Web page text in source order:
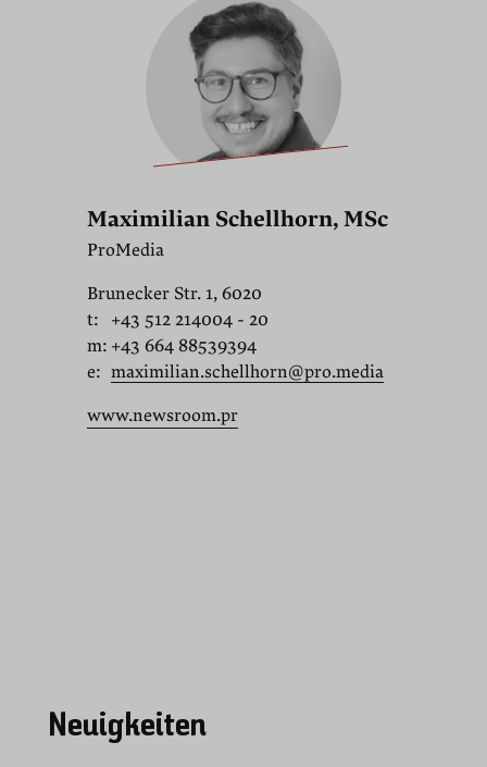
Maximilian Schellhorn, MSc
ProMedia
Brunecker Str. 1, 6020
t:
+43 512 214004 - 20
m: +43 664 88539394
e: maximilian.schellhorn@pro.media
www.newsroom.pr
Neuigkeiten